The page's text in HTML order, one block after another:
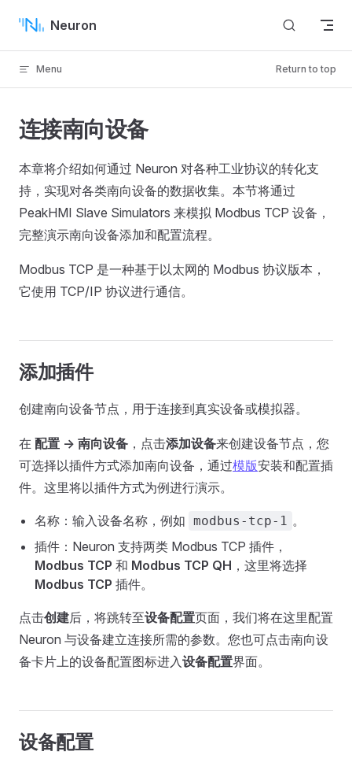
Skip to content
Neuron
Menu Return to top
连接南向设备
本章将介绍如何通过 Neuron 对各种工业协议的转化支
持，实现对各类南向设备的数据收集。本节将通过
PeakHMI Slave Simulators 来模拟 Modbus TCP 设备，
完整演示南向设备添加和配置流程。
Modbus TCP 是一种基于以太网的 Modbus 协议版本，
它使用 TCP/IP 协议进行通信。
添加插件
创建南向设备节点，用于连接到真实设备或模拟器。
在 配置 -> 南向设备 ，点击添加设备来创建设备节点，您
可选择以插件方式添加南向设备，通过模版安装和配置插
件。这里将以插件方式为例进行演示。
名称：输入设备名称，例如 modbus-tcp-1 。
插件：Neuron 支持两类 Modbus TCP 插件，
Modbus TCP 和 Modbus TCP QH ，这里将选择
Modbus TCP 插件。
点击创建后，将跳转至设备配置页面，我们将在这里配置
Neuron 与设备建立连接所需的参数。您也可点击南向设
备卡片上的设备配置图标进入设备配置界面。
设备配置